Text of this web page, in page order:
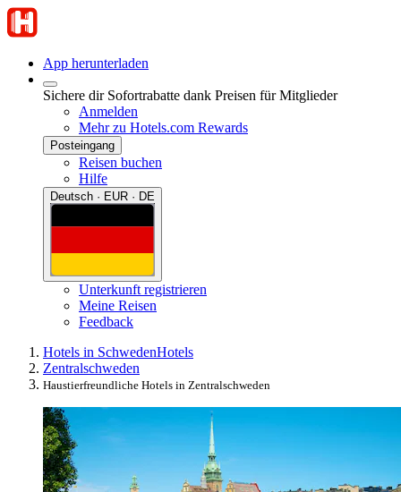
App herunterladen
Sichere dir Sofortrabatte dank Preisen für Mitglieder
Anmelden
Mehr zu Hotels.com Rewards
Posteingang
Reisen buchen
Hilfe
Deutsch · EUR · DE
Unterkunft registrieren
Meine Reisen
Feedback
Hotels in SchwedenHotels
Zentralschweden
Haustierfreundliche Hotels in Zentralschweden